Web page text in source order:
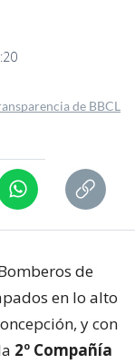
de BBCL
de
en lo alto
y con
2º Compañía